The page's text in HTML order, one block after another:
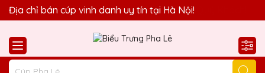
Quà Tặng Biểu Trưng Pha Lê QTG xin chào Quý Khách!
Địa chỉ bán cúp vinh danh uy tín tại Hà Nội!